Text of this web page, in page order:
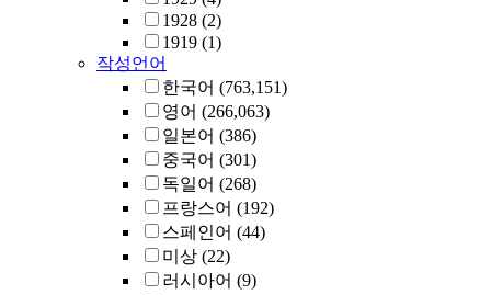
1928 (2)
1919 (1)
작성언어
한국어 (763,151)
영어 (266,063)
일본어 (386)
중국어 (301)
독일어 (268)
프랑스어 (192)
스페인어 (44)
미상 (22)
러시아어 (9)